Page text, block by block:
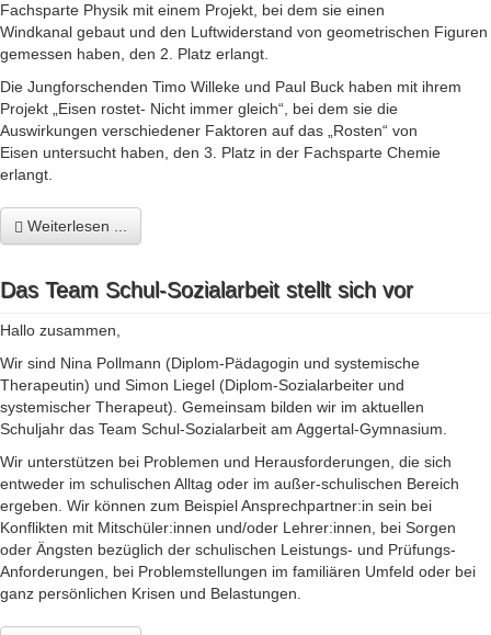
Fachsparte Physik mit einem Projekt, bei dem sie einen
Windkanal gebaut und den Luftwiderstand von geometrischen Figuren
gemessen haben, den 2. Platz erlangt.
Die Jungforschenden Timo Willeke und Paul Buck haben mit ihrem
Projekt „Eisen rostet- Nicht immer gleich“, bei dem sie die
Auswirkungen verschiedener Faktoren auf das „Rosten“ von
Eisen untersucht haben, den 3. Platz in der Fachsparte Chemie
erlangt.
Weiterlesen ...
Das Team Schul-Sozialarbeit stellt sich vor
Hallo zusammen,
Wir sind Nina Pollmann (Diplom-Pädagogin und systemische
Therapeutin) und Simon Liegel (Diplom-Sozialarbeiter und
systemischer Therapeut). Gemeinsam bilden wir im aktuellen
Schuljahr das Team Schul-Sozialarbeit am Aggertal-Gymnasium.
Wir unterstützen bei Problemen und Herausforderungen, die sich
entweder im schulischen Alltag oder im außer-schulischen Bereich
ergeben. Wir können zum Beispiel Ansprechpartner:in sein bei
Konflikten mit Mitschüler:innen und/oder Lehrer:innen, bei Sorgen
oder Ängsten bezüglich der schulischen Leistungs- und Prüfungs-
Anforderungen, bei Problemstellungen im familiären Umfeld oder bei
ganz persönlichen Krisen und Belastungen.